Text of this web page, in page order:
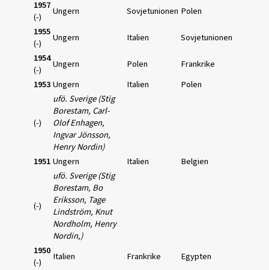
1957
(-)
Ungern Sovjetunionen Polen
1955
(-)
Ungern Italien
Sovjetunionen
1954
(-)
Ungern Polen
Frankrike
1953Ungern Italien Polen
(-)
ufö. Sverige (Stig
Borestam, Carl-
Olof Enhagen,
Ingvar Jönsson,
Henry Nordin)
1951Ungern Italien Belgien
(-)
ufö. Sverige (Stig
Borestam, Bo
Eriksson, Tage
Lindström, Knut
Nordholm, Henry
Nordin,)
1950
(-)
Italien Frankrike
Egypten